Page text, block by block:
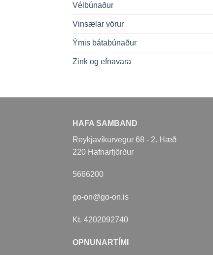
Vélbúnaður
Vinsælar vörur
Ýmis bátabúnaður
Zink og efnavara
HAFA SAMBAND
Reykjavíkurvegur 68 - 2. Hæð
220 Hafnarfjörður
5666200
go-on@go-on.is
Kt. 4202092740
OPNUNARTÍMI